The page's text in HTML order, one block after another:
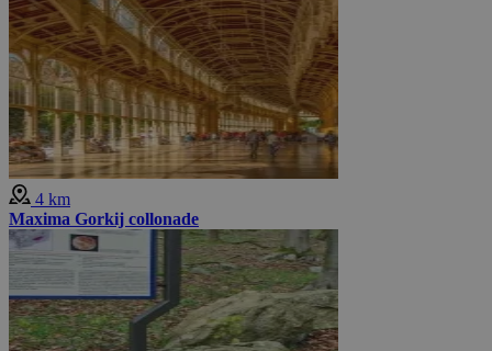
4 km
Maxima Gorkij collonade